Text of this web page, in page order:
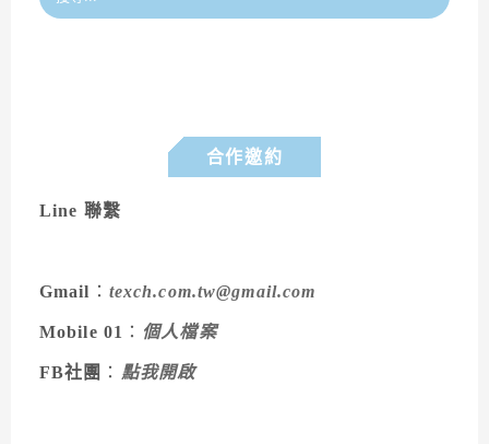
合作邀約
Line 聯繫
Gmail ： texch.com.tw@gmail.com
Mobile 01 ： 個人檔案
FB社團 ： 點我開啟